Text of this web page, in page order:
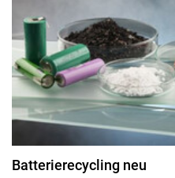
Batterierecycling neu